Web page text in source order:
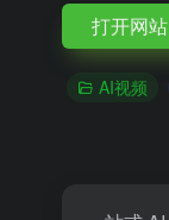
打开网站
AI视频